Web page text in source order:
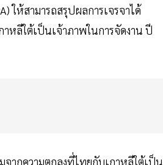
ให้สามารถสรุปผลการเจรจาได้
าหลีใต้เป็นเจ้าภาพในการจัดงาน ปี
จากความตกลงที่ไทยกับเกาหลีใต้เป็น